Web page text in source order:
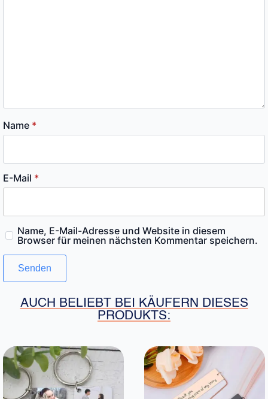
Name *
E-Mail *
Name, E-Mail-Adresse und Website in diesem
Browser für meinen nächsten Kommentar speichern.
AUCH BELIEBT BEI KÄUFERN DIESES
PRODUKTS: